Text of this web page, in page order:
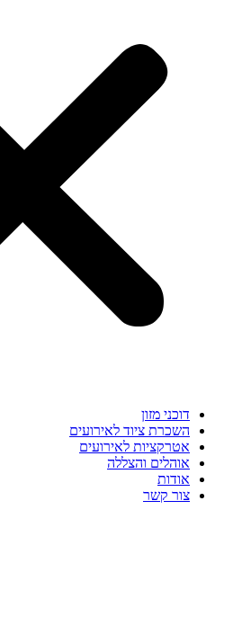
דוכני מזון
השכרת ציוד לאירועים
אטרקציות לאירועים
אוהלים והצללה
אודות
צור קשר